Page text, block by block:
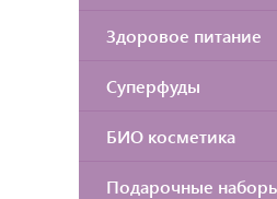
Здоровое питание
Суперфуды
БИО косметика
Подарочные